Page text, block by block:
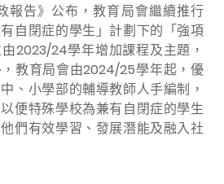
告》公布，教育局會繼續推行
有自閉症的學生」計劃下的「強項
2023/24學年增加課程及主題，
教育局會由2024/25學年起，優
、小學部的輔導教師人手編制，
便特殊學校為兼有自閉症的學生
們有效學習、發展潛能及融入社